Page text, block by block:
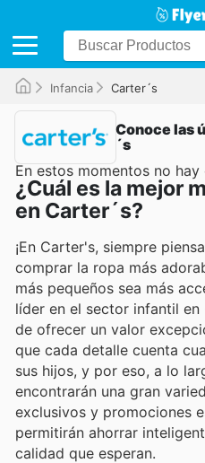
Infancia Carter´s
Conoce las
´s
En estos momentos no
¿Cuál es la mejor
en Carter´s?
¡En Carter's, siempre
comprar la ropa más
más pequeños sea más
líder en el sector infantil
de ofrecer un valor
que cada detalle cuenta
sus hijos, y por eso, a lo
encontrarán una gran
exclusivos y promociones
permitirán ahorrar
calidad que esperan.